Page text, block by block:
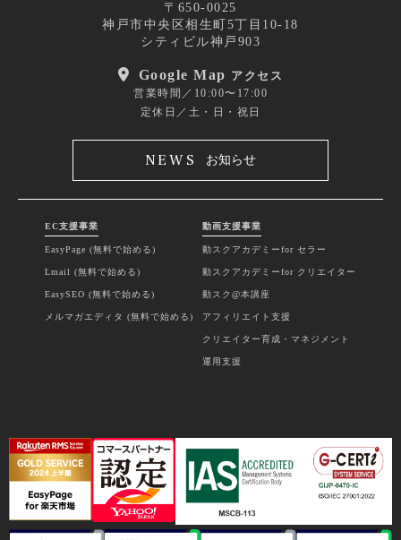
〒650-0025
神戸市中央区相生町5丁目10-18
シティビル神戸903
Google Map アクセス
営業時間／10:00〜17:00
定休日／土・日・祝日
NEWS お知らせ
EC支援事業
EasyPage (無料で始める)
Lmail (無料で始める)
EasySEO (無料で始める)
メルマガエディタ (無料で始める)
動画支援事業
動スクアカデミーfor セラー
動スクアカデミーfor クリエイター
動スク@本講座
アフィリエイト支援
クリエイター育成・マネジメント
運用支援